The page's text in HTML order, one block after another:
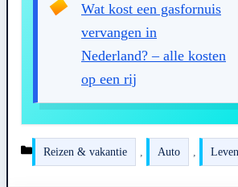
Wat kost een gasfornuis
vervangen in
Nederland? – alle kosten
op een rij
Kategorien
Reizen & vakantie , Auto , Leven